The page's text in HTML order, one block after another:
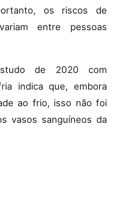
os riscos de
entre pessoas
de 2020 com
indica que, embora
ao frio, isso não foi
vasos sanguíneos da